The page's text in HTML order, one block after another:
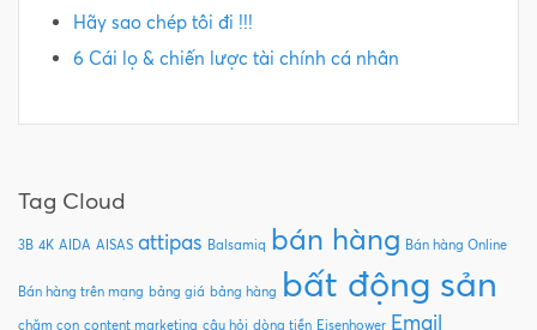
Hãy sao chép tôi đi !!!
6 Cái lọ & chiến lược tài chính cá nhân
Tag Cloud
3B 4K AIDA AISAS attipas Balsamiq bán hàng Bán hàng Online
Bán hàng trên mạng bảng giá bảng hàng bất động sản
chăm con content marketing câu hỏi dòng tiền Eisenhower Email